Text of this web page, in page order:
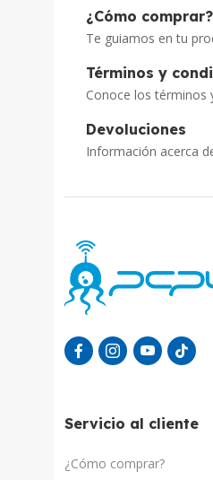
¿Cómo comprar?
Te guiamos en tu
Términos y
Conoce los términos
Devoluciones
Información acerca
Servicio al cliente
¿Cómo comprar?